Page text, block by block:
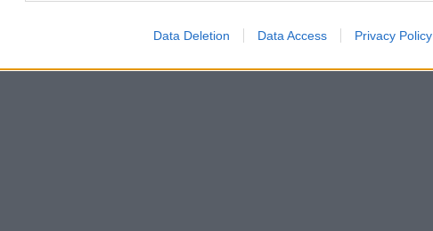
Data Deletion Data Access Privacy Policy